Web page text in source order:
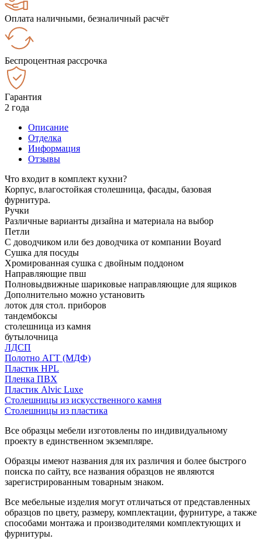
Оплата наличными, безналичный расчёт
Беспроцентная рассрочка
Гарантия
2 года
Описание
Отделка
Информация
Отзывы
Что входит в комплект кухни?
Корпус, влагостойкая столешница, фасады, базовая
фурнитура.
Ручки
Различные варианты дизайна и материала на выбор
Петли
С доводчиком или без доводчика от компании Boyard
Сушка для посуды
Хромированная сушка с двойным поддоном
Направляющие пвш
Полновыдвижные шариковые направляющие для ящиков
Дополнительно можно установить
лоток для стол. приборов
тандембоксы
столешница из камня
бутылочница
ЛДСП
Полотно АГТ (МДФ)
Пластик HPL
Пленка ПВХ
Пластик Alvic Luxe
Столешницы из искусственного камня
Столешницы из пластика
Все образцы мебели изготовлены по индивидуальному
проекту в единственном экземпляре.
Образцы имеют названия для их различия и более быстрого
поиска по сайту, все названия образцов не являются
зарегистрированным товарным знаком.
Все мебельные изделия могут отличаться от представленных
образцов по цвету, размеру, комплектации, фурнитуре, а также
способами монтажа и производителями комплектующих и
фурнитуры.